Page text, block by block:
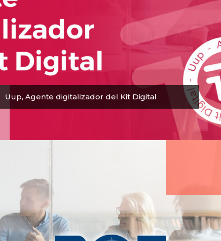
Uup, Agente digitalizador del Kit Digital